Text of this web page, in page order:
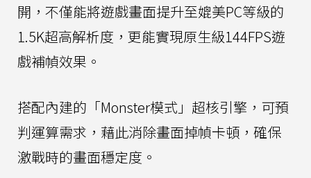
開，不僅能將遊戲畫面提升至媲美PC等級的
1.5K超高解析度，更能實現原生級144FPS遊
戲補幀效果。
搭配內建的「Monster模式」超核引擎，可預
判運算需求，藉此消除畫面掉幀卡頓，確保
激戰時的畫面穩定度。